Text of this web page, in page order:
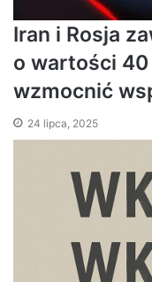
Iran i Rosja
o wartości
wzmocnić
24 lipca, 2025